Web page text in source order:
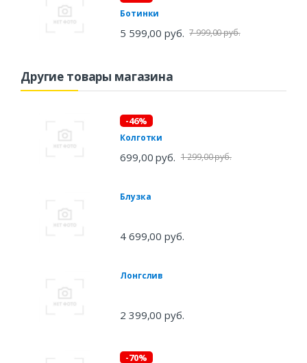
Ботинки
5 599,00 руб. 7 999,00 руб.
Другие товары магазина
-46%
Колготки
699,00 руб. 1 299,00 руб.
Блузка
4 699,00 руб.
Лонгслив
2 399,00 руб.
-70%